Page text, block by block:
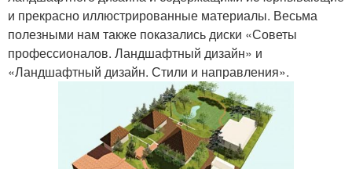
и прекрасно иллюстрированные материалы. Весьма
полезными нам также показались диски «Советы
профессионалов. Ландшафтный дизайн» и
«Ландшафтный дизайн. Стили и направления».